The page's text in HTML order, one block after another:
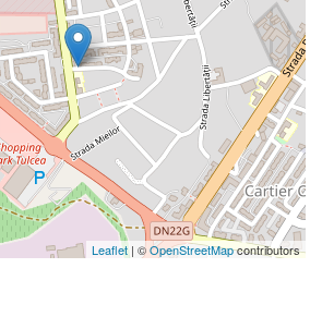
Leaflet | ©OpenStreetMapcontributors